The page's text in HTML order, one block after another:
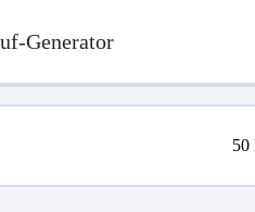
Generator
50